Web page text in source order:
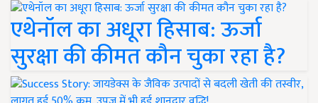
एथेनॉल का अधूरा हिसाब: ऊर्जा
सुरक्षा की कीमत कौन चुका रहा है?